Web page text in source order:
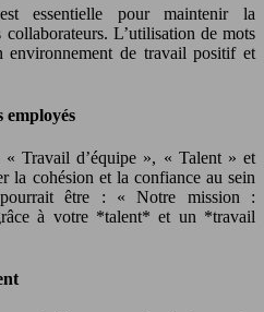
essentielle pour maintenir la
L’utilisation de mots
de travail positif et
employés
Travail d’équipe », « Talent » et
la cohésion et la confiance au sein
être : « Notre mission :
à votre *talent* et un *travail